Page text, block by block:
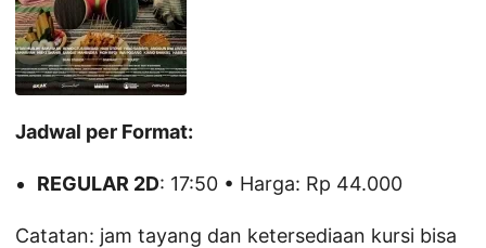
Jadwal per Format:
REGULAR 2D: 17:50 • Harga: Rp 44.000
Catatan: jam tayang dan ketersediaan kursi bisa